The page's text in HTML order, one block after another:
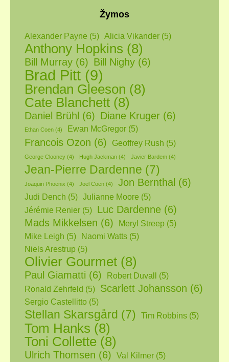
Žymos
Alexander Payne (5) Alicia Vikander (5)
Anthony Hopkins (8)
Bill Murray (6) Bill Nighy (6)
Brad Pitt (9)
Brendan Gleeson (8)
Cate Blanchett (8)
Daniel Brühl (6) Diane Kruger (6)
Ethan Coen (4) Ewan McGregor (5)
Francois Ozon (6) Geoffrey Rush (5)
George Clooney (4) Hugh Jackman (4) Javier Bardem (4)
Jean-Pierre Dardenne (7)
Joaquin Phoenix (4) Joel Coen (4) Jon Bernthal (6)
Judi Dench (5) Julianne Moore (5)
Jérémie Renier (5) Luc Dardenne (6)
Mads Mikkelsen (6) Meryl Streep (5)
Mike Leigh (5) Naomi Watts (5)
Niels Arestrup (5)
Olivier Gourmet (8)
Paul Giamatti (6) Robert Duvall
(5)
Ronald Zehrfeld (5) Scarlett Johansson (6)
Sergio Castellitto (5)
Stellan Skarsgård (7) Tim Robbins (5)
Tom Hanks (8)
Toni Collette (8)
Ulrich Thomsen (6) Val Kilmer (5)